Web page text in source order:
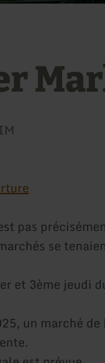
pas
se
et 3ème jeudi
un marché de